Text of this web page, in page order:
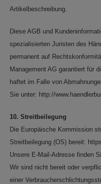
Artikelbeschreibung.
Diese AGB und
spezialisierten Juristen des
permanent auf
Management AG garantiert für
haftet im Falle von
Sie unter: http://
10. Streitbeilegung
Die Europäische Kommission
Streitbeilegung (OS) bereit:
Unsere E-Mail-Adresse finden
Wir sind nicht bereit oder
einer